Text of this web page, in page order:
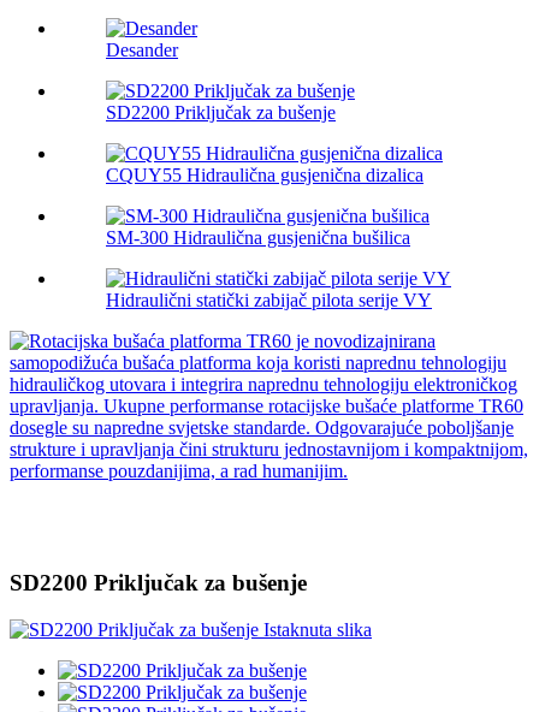
Desander
SD2200 Priključak za bušenje
CQUY55 Hidraulična gusjenična dizalica
SM-300 Hidraulična gusjenična bušilica
Hidraulični statički zabijač pilota serije VY
SD2200 Priključak za bušenje